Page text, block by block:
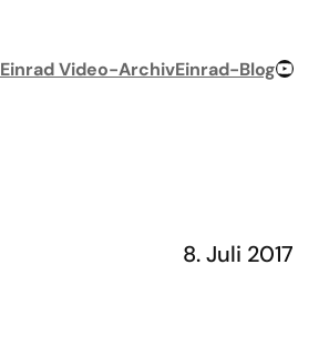
Einrad Video-ArchivEinrad-BlogYouTube-
8. Juli 2017